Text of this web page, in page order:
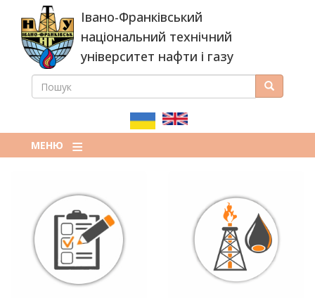
основного
вмісту
Івано-Франківський
національний технічний
університет нафти і газу
ПОШУКОВА
ПОШУК Пошук
МЕНЮ